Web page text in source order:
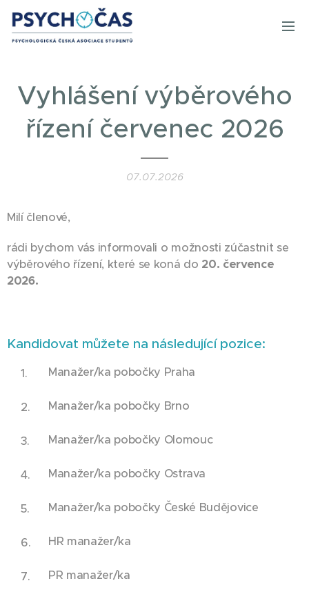
Vyhlášení výběrového
řízení červenec 2026
07.07.2026
Milí členové,
rádi bychom vás informovali o možnosti zúčastnit se
výběrového řízení, které se koná do 20. července
2026.
Kandidovat můžete na následující pozice:
Manažer/ka pobočky Praha
Manažer/ka pobočky Brno
Manažer/ka pobočky Olomouc
Manažer/ka pobočky Ostrava
Manažer/ka pobočky České Budějovice
HR manažer/ka
PR manažer/ka